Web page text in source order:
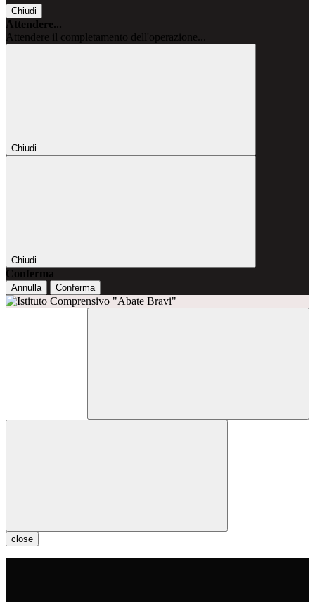
Chiudi
Attendere...
Attendere il completamento dell'operazione...
Chiudi
Chiudi
Conferma
Annulla Conferma
close